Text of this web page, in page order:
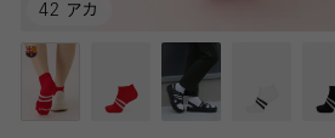
42 アカ